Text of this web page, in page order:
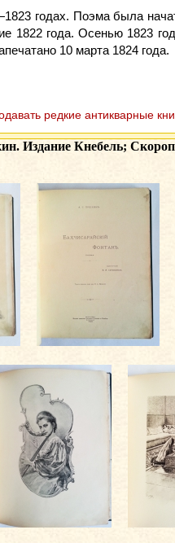
годах. Поэма была
1822 года. Осенью 1823
10 марта 1824 года.
редкие антикварные
Издание Кнебель;